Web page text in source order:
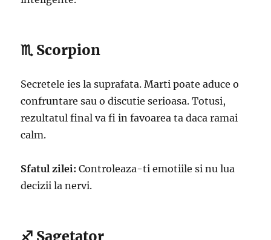
♏ Scorpion
Secretele ies la suprafata. Marti poate aduce o
confruntare sau o discutie serioasa. Totusi,
rezultatul final va fi in favoarea ta daca ramai
calm.
Sfatul zilei: Controleaza-ti emotiile si nu lua
decizii la nervi.
♐ Sagetator